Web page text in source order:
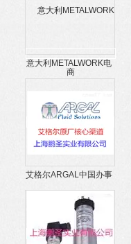
意大利METALWORK电
磁阀山东授权总代理
艾格尔ARGAL中国办事
处授权一级代理商